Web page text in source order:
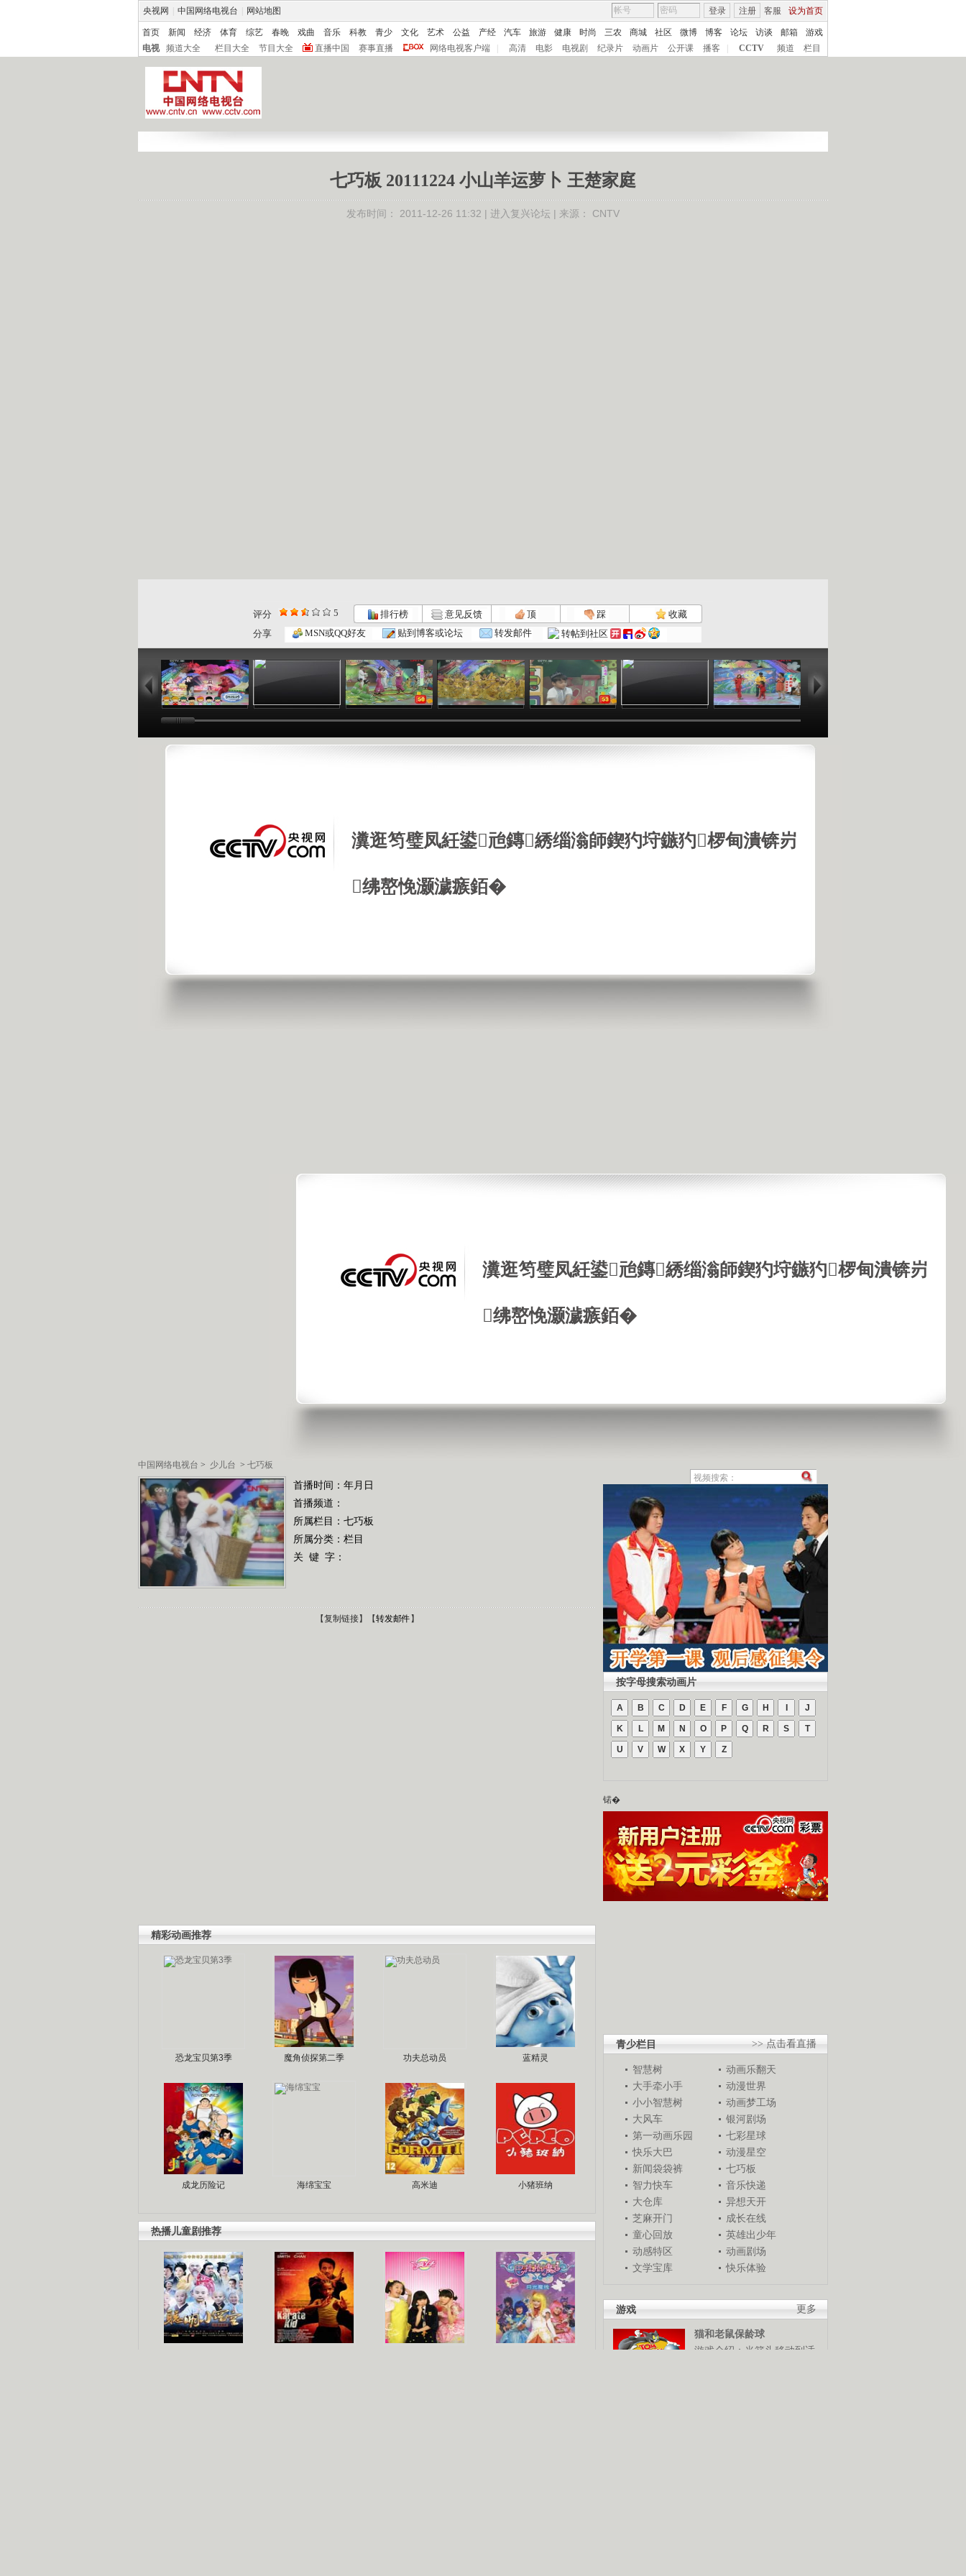
央视网 中国网络电视台 网站地图 客服 设为首页
登录 注册
首页 新闻 经济 体育 综艺 春晚 戏曲 音乐 科教 青少 文化 艺术 公益 产经 汽车 旅游 健康 时尚 三农 商城 社区 微博 博客 论坛 访谈 邮箱
游戏
电视
频道大全 栏目大全 节目大全 直播中国 赛事直播 网络电视客户端 高清 电影 电视剧 纪录片 动画片 公开课 播客 CCTV 频道 栏目
瀵逛笉璧凤紝鍙兘鏄綉缁滃師鍥犳垨鏃犳椤甸潰锛岃
绋嶅悗灏濊瘯銆�
中国网络电视台 > 少儿台 > 七巧板
七巧板 20111224 小山羊运萝卜 王楚家庭
发布时间： 2011-12-26 11:32 | 进入复兴论坛 | 来源： CNTV
评分 5 排行榜 意见反馈 顶 踩
收藏
分享
MSN或QQ好友 贴到博客或论坛 转发邮件 转帖到社区
04:26
七巧板 2...
01:15
七巧板 2...
02:56
七巧板 2...
01:31
七巧板 2...
02:50
七巧板 2...
00:57 03:43
瀵逛笉璧凤紝鍙兘鏄綉缁滃師鍥犳垨鏃犳椤甸潰锛岃
绋嶅悗灏濊瘯銆�
首播时间：年月日
首播频道：
所属栏目： 七巧板
所属分类：栏目
关 键 字：
【复制链接】【转发邮件 】
精彩动画推荐
恐龙宝贝第3季 魔角侦探第二季 功夫总动员 蓝精灵
成龙历险记 海绵宝宝 高米迪 小猪班纳
热播儿童剧推荐
按字母搜索动画片
A B C D E F G H J
K L M N O P Q R S T
U V W X Y Z
锘�
>> 点击看直播
青少栏目
智慧树
动画乐翻天
大手牵小手
动漫世界
小小智慧树
动画梦工场
大风车
银河剧场
第一动画乐园
七彩星球
快乐大巴
动漫星空
新闻袋袋裤
七巧板
智力快车
音乐快递
大仓库
异想天开
芝麻开门
成长在线
童心回放
英雄出少年
动感特区
动画剧场
文学宝库
快乐体验
更多
游戏
猫和老鼠保龄球
游戏介绍：当箭头移动到适